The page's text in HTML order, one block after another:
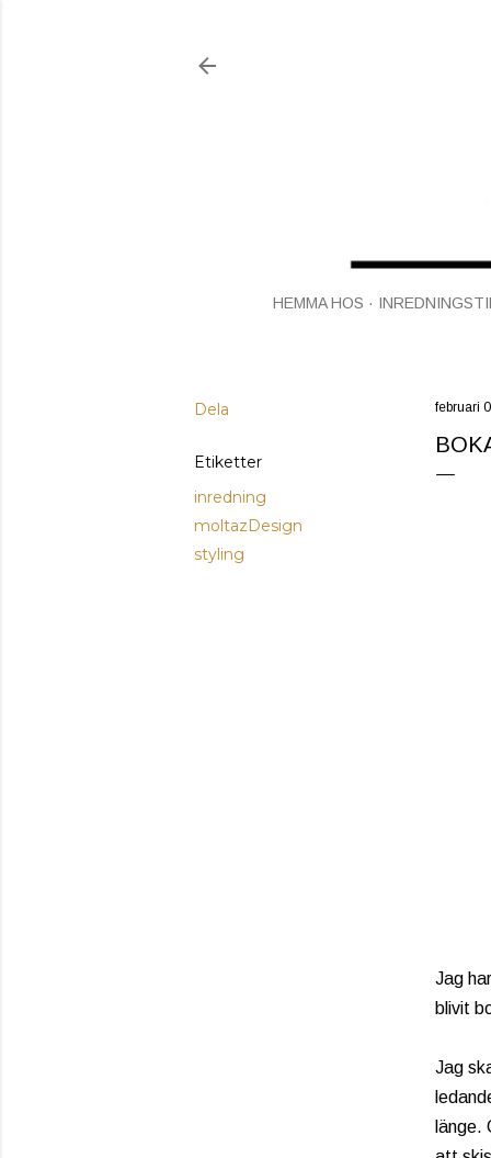
HEMMA HOS
Dela
Etiketter
inredning
moltazDesign
styling
februari
Jag
blivit
Jag
länge.